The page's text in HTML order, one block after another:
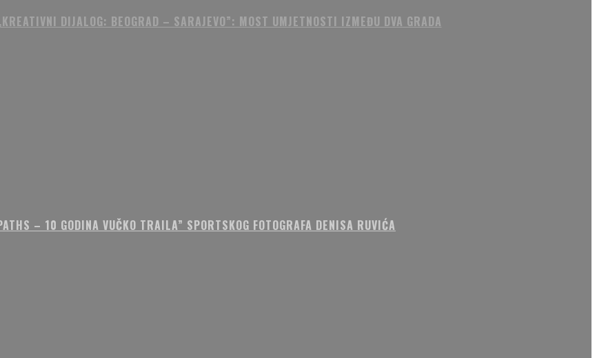
DIJALOG: BEOGRAD – SARAJEVO”: MOST UMJETNOSTI IZMEĐU DVA GRADA
– 10 GODINA VUČKO TRAILA” SPORTSKOG FOTOGRAFA DENISA RUVIĆA